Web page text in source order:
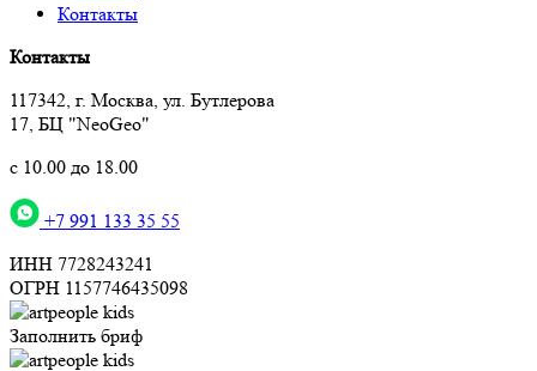
Контакты
Контакты
117342, г. Москва, ул. Бутлерова
17, БЦ "NeoGeo"
с 10.00 до 18.00
+7 991 133 35 55
ИНН 7728243241
ОГРН 1157746435098
Заполнить бриф